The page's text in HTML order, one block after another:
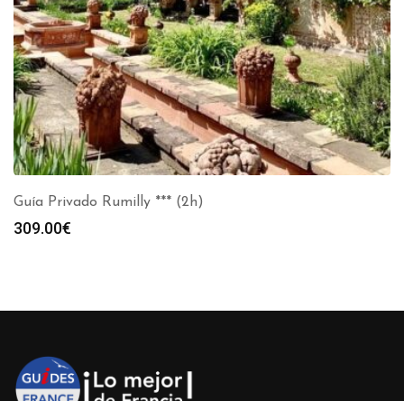
Guía Privado Rumilly *** (2h)
309.00€